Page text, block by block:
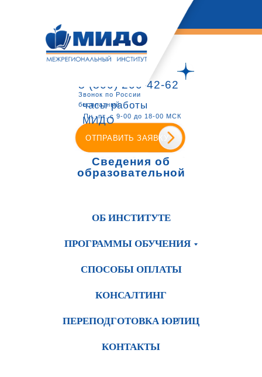
8 (800) 200-42-62
Звонок по России
бесплатный
ОТПРАВИТЬ ЗАЯВКУ
часы работы
МИДО
Пн.-пт. с 9-00 до 18-00 МСК
Сведения об
образовательной
ОБ ИНСТИТУТЕ
ПРОГРАММЫ ОБУЧЕНИЯ
СПОСОБЫ ОПЛАТЫ
КОНСАЛТИНГ
ПЕРЕПОДГОТОВКА ЮРЛИЦ
КОНТАКТЫ